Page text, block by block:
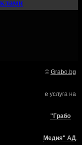
© Grabo.bg
е услуга на
"Грабо
Медия" АД.